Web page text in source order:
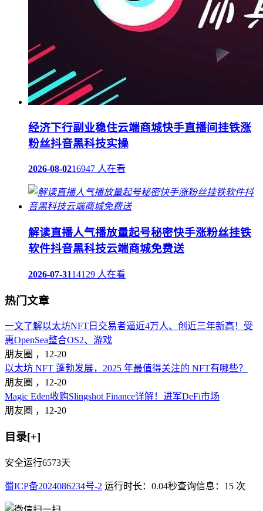
经济下行副业稳住云端商城快手直播间挂铁涨
粉丝抖音黑科技实操
2026-08-0216947 人在看
解读直播人气播放量起号秘密快手涨粉丝挂铁
软件抖音黑科技云端商城免费送
2026-07-3114129 人在看
热门文章
一文了解以太坊NFT日交易者逼近4万人、创近三年新高！受
惠OpenSea整合OS2、游戏
朋友圈 ， 12-20
以太坊 NFT 蓬勃发展，2025 年最值得关注的 NFT有哪些？
朋友圈 ， 12-20
Magic Eden收购Slingshot Finance详解！进军DeFi市场
朋友圈 ， 12-20
目录[+]
安全运行6573天
蜀ICP备2024086234号-2 运行时长：0.04秒查询信息：15 次